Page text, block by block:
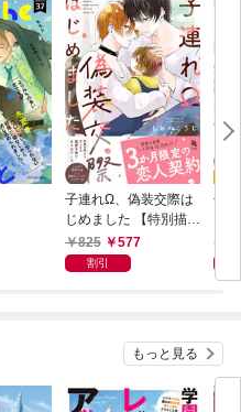
子連れΩ、偽装交際は
じめました 【特別描き
下ろし漫画付き】
825 577
割引
子
定
もっと見る